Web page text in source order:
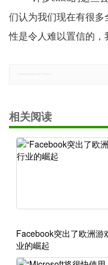
们认为我们现在有很
性是令人难以置信的，
相关阅读
Facebook突出了欧洲游
业的崛起